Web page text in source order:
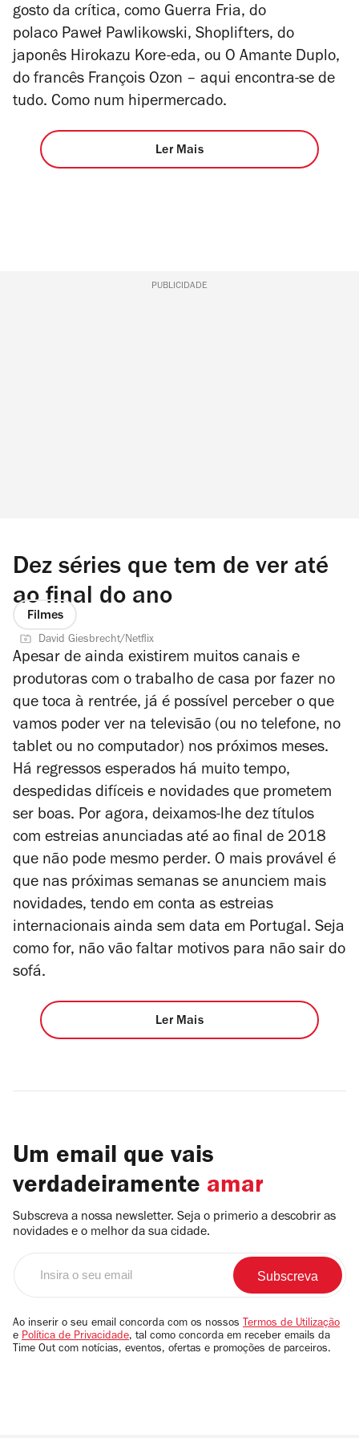
gosto da crítica, como Guerra Fria, do
polaco Paweł Pawlikowski, Shoplifters, do
japonês Hirokazu Kore-eda, ou O Amante Duplo,
do francês François Ozon – aqui encontra-se de
tudo. Como num hipermercado.
Ler Mais
PUBLICIDADE
Dez séries que tem de ver até
ao final do ano
Filmes
David Giesbrecht/Netflix
Apesar de ainda existirem muitos canais e
produtoras com o trabalho de casa por fazer no
que toca à rentrée, já é possível perceber o que
vamos poder ver na televisão (ou no telefone, no
tablet ou no computador) nos próximos meses.
Há regressos esperados há muito tempo,
despedidas difíceis e novidades que prometem
ser boas. Por agora, deixamos-lhe dez títulos
com estreias anunciadas até ao final de 2018
que não pode mesmo perder. O mais provável é
que nas próximas semanas se anunciem mais
novidades, tendo em conta as estreias
internacionais ainda sem data em Portugal. Seja
como for, não vão faltar motivos para não sair do
sofá.
Ler Mais
Um email que vais
verdadeiramente amar
Subscreva a nossa newsletter. Seja o primerio a descobrir as
novidades e o melhor da sua cidade.
email
Ao inserir o seu email concorda com os nossos Termos de Utilização
e Política de Privacidade, tal como concorda em receber emails da
Time Out com notícias, eventos, ofertas e promoções de parceiros.